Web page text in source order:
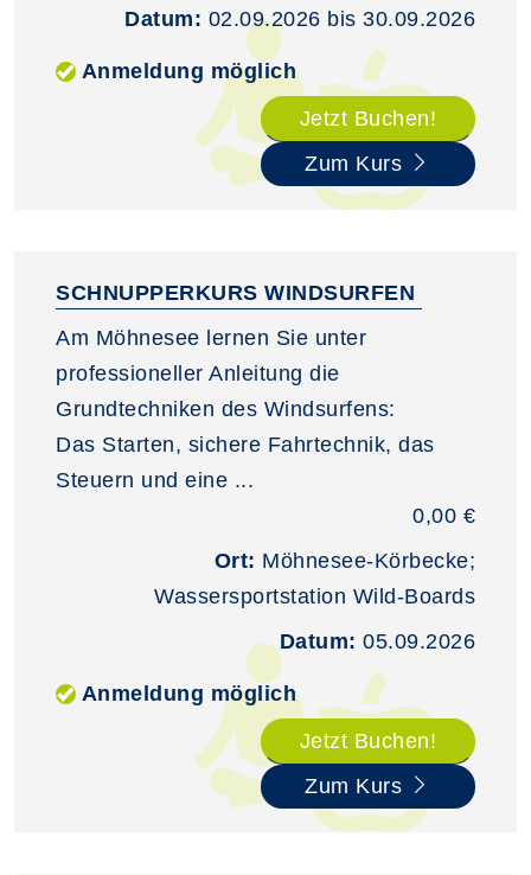
Datum: 02.09.2026 bis 30.09.2026
Anmeldung möglich
Jetzt Buchen!
Zum Kurs
SCHNUPPERKURS WINDSURFEN
Am Möhnesee lernen Sie unter
professioneller Anleitung die
Grundtechniken des Windsurfens:
Das Starten, sichere Fahrtechnik, das
Steuern und eine ...
0,00 €
Ort: Möhnesee-Körbecke;
Wassersportstation Wild-Boards
Datum: 05.09.2026
Anmeldung möglich
Jetzt Buchen!
Zum Kurs